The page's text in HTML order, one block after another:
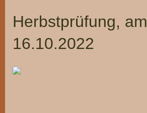
Herbstprüfung, am
16.10.2022